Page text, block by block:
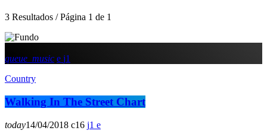
3 Resultados / Página 1 de 1
queue_music
1
Country
Walking In The Street Chart
today14/04/2018 16 1